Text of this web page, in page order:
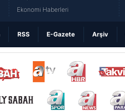
Ekonomi Haberleri
RSS E-Gazete Arşiv